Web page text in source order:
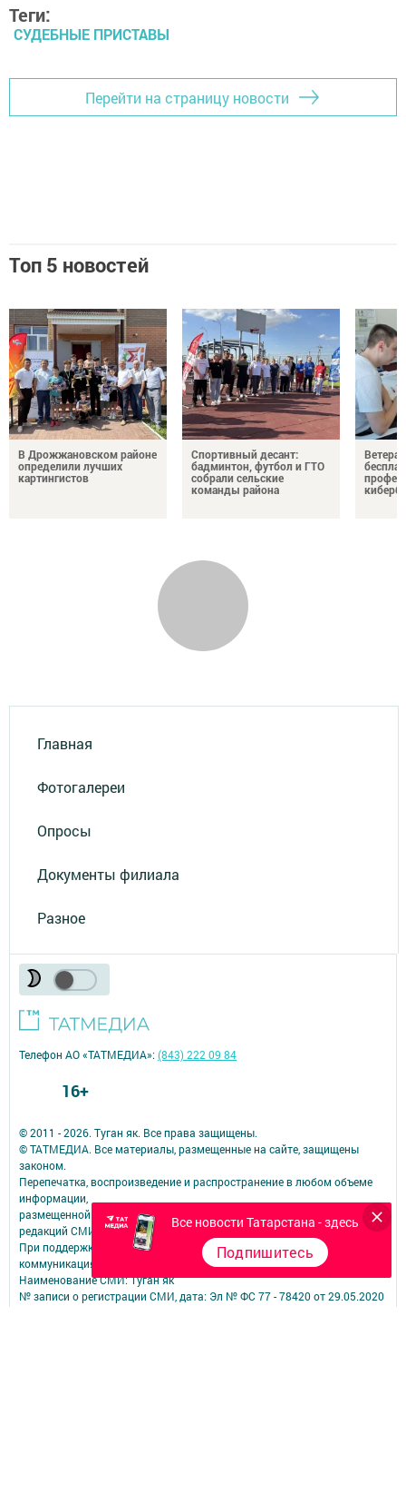
Теги:
СУДЕБНЫЕ ПРИСТАВЫ
Перейти на страницу новости
Топ 5 новостей
В Дрожжановском районе
определили лучших
картингистов
Спортивный десант:
бадминтон, футбол и ГТО
собрали сельские
команды района
Главная
Фотогалереи
Опросы
Документы филиала
Разное
Все новости Татарстана - здесь
Подпишитесь
© 2011 - 2026. Туган як. Все права защищены.
© ТАТМЕДИА. Все материалы, размещенные на сайте, защищены
законом.
Перепечатка, воспроизведение и распространение в любом объеме
информации,
размещенной на сайте, возможна только с письменного согласия
редакций СМИ.
При поддержке Республиканского агентства по печати и массовым
коммуникациям.
Наименование СМИ: Туган як
№ записи о регистрации СМИ, дата: Эл № ФС 77 - 78420 от 29.05.2020
Телефон АО «ТАТМЕДИА»:(843) 222 09 84
16+